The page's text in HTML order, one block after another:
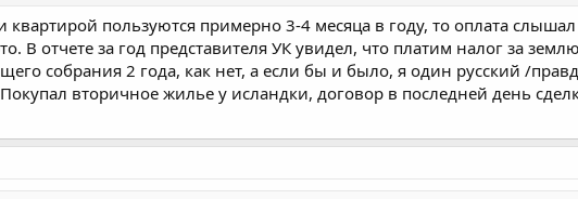
квартирой пользуются примерно 3-4 месяца в году, то оплата
В отчете за год представителя УК увидел, что платим налог за
собрания 2 года, как нет, а если бы и было, я один русский /
вторичное жилье у исландки, договор в последней день